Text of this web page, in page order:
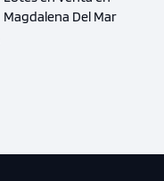
Magdalena Del Mar